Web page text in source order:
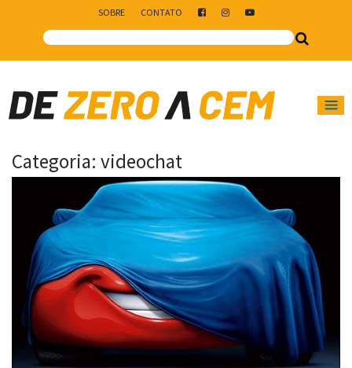
SOBRE CONTATO
Main Navigation
Categoria: videochat